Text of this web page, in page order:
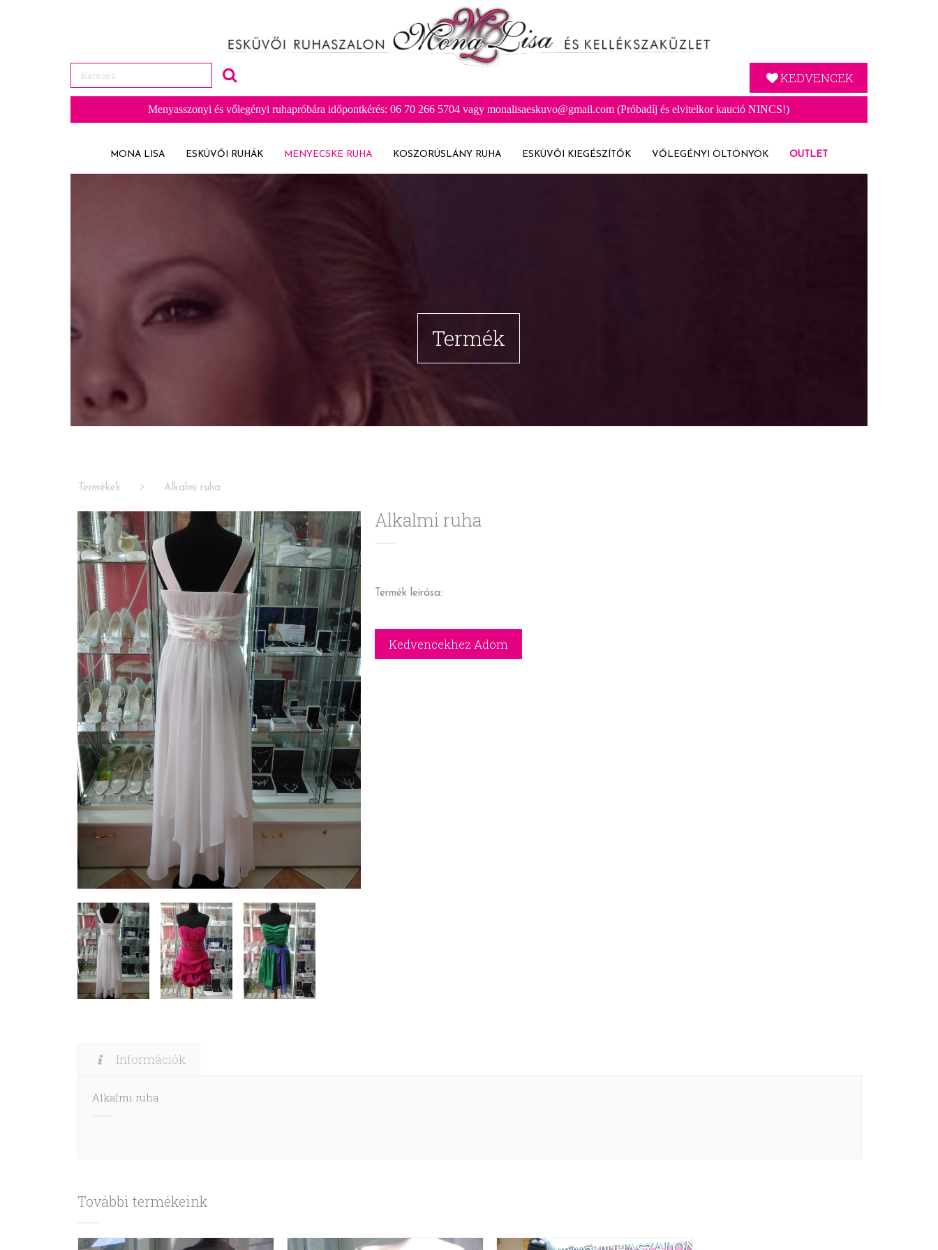
KEDVENCEK
Menyasszonyi és vőlegényi ruhapróbára időpontkérés: 06 70 266 5704 vagy monalisaeskuvo@gmail.com (Próbadíj és elvitelkor kaució NINCS!)
MONA LISA ESKÜVŐI RUHÁK MENYECSKE RUHA KOSZORÚSLÁNY RUHA ESKÜVŐI KIEGÉSZÍTŐK VŐLEGÉNYI ÖLTÖNYÖK OUTLET
Termék
Termékek Alkalmi ruha
Alkalmi ruha
Termék leírása:
Információk
Alkalmi ruha
További termékeink